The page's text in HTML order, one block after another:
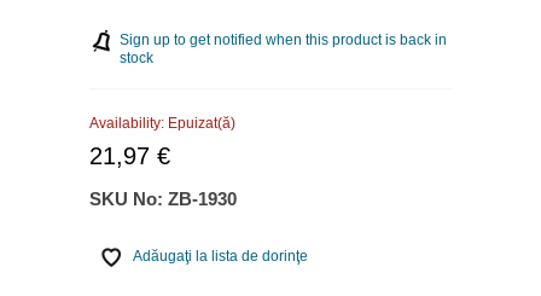
Sign up to get notified when this product is back in
stock
Availability: Epuizat(ă)
21,97 €
SKU No: ZB-1930
Adăugaţi la lista de dorinţe